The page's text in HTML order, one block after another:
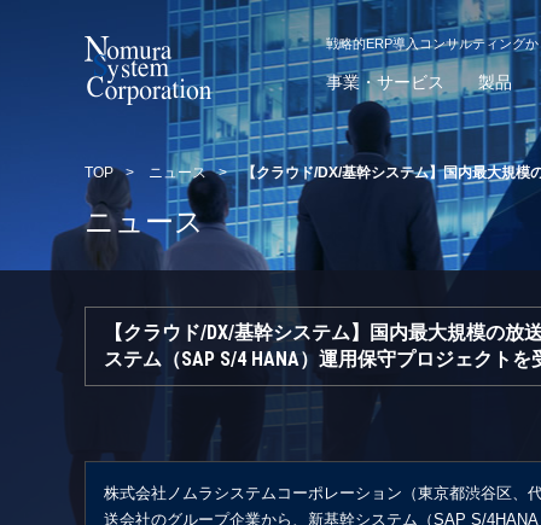
戦略的ERP導入コンサルティング
事業・サービス 製品
TOP > ニュース >【クラウド/DX/基幹システム】国内最大規模
ニュース
【クラウド/DX/基幹システム】国内最大規模の
ステム（SAP S/4 HANA）運用保守プロジェクトを
株式会社ノムラシステムコーポレーション（東京都渋谷区
送会社のグループ企業から、新基幹システム（SAP S/